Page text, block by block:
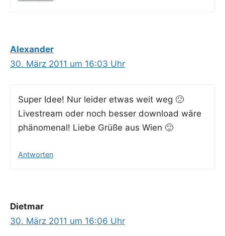
Alexander
30. März 2011 um 16:03 Uhr
Super Idee! Nur lei­der etwas weit weg 🙁
Live­stream oder noch bes­ser down­load wäre
phä­no­me­nal! Lie­be Grü­ße aus Wien 🙂
Antworten
Dietmar
30. März 2011 um 16:06 Uhr